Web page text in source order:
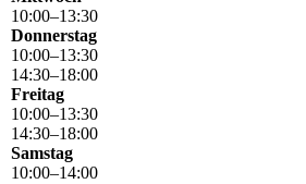
10:00–13:30
Donnerstag
10:00–13:30
14:30–18:00
Freitag
10:00–13:30
14:30–18:00
Samstag
10:00–14:00